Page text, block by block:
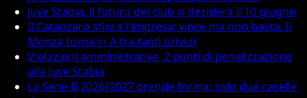
Juve Stabia, il futuro del club si deciderà il 10 giugno
Il Catanzaro sfiora l'impresa: vince ma non basta. Il
Monza torna in A tra tanti brividi
Violazioni amministrative, 2 punti di penalizzazione
alla Juve Stabia
La Serie B 2026/2027 prende forma: solo due caselle